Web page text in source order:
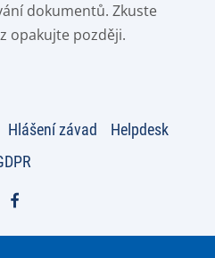
dokumentů. Zkuste
opakujte později.
Hlášení závad
Helpdesk